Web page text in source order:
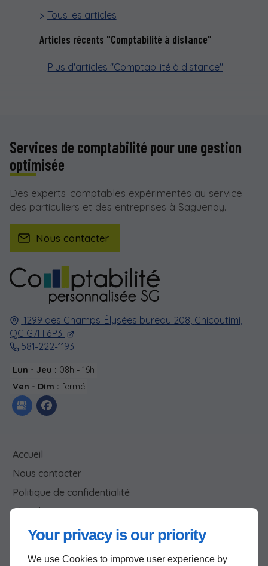
Your privacy is our priority
We use Cookies to improve user experience by
Tous les articles
Articles récents "Comptabilité à distance"
Plus d'articles "Comptabilité à distance"
1299 des Champs-Élysées bureau 208, Chicoutimi,
QC G7H 6P3
581-222-1193
Lun - Jeu : 08h - 16h
Ven - Dim : fermé
Accueil
Nous contacter
Politique de confidentialité
Plan du site
Services de comptabilité pour une gestion
optimisée
Des experts-comptables expérimentés au service
des particuliers et des entreprises à Saguenay.
Nous contacter
Haut de page